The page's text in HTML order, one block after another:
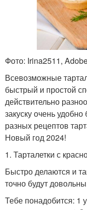
Фото: Irina2511,
Всевозможные
быстрый и простой
действительно
закуску очень
разных рецептов
Новый год 2024!
1. Тарталетки с
Быстро делаются и
точно будут
Тебе понадобится: 1